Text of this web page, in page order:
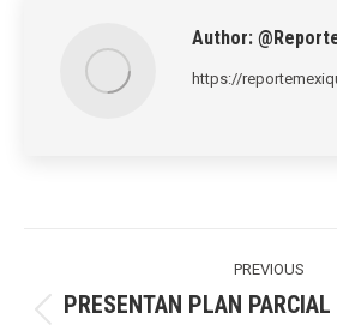
Author:
https://
PREVIOUS
PRESENTAN PLAN PARCIAL